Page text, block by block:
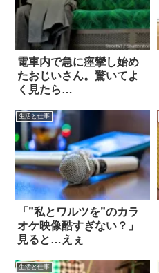
電車内で急に痙攣し始め
たおじいさん。驚いてよ
く見たら…
生活と仕事
「”私とワルツを”のカラ
オケ映像酷すぎない？」
見ると…えぇ
生活と仕事